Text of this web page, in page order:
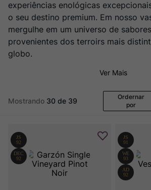
experiências enológicas
o seu destino premium. Em nosso
mergulhe em um universo de
provenientes dos terroirs mais
globo.
Ver Mais
Mostrando 30 de 39
Ordernar
por
Chablis
6º Barolo
7º Pacalet
Champagne